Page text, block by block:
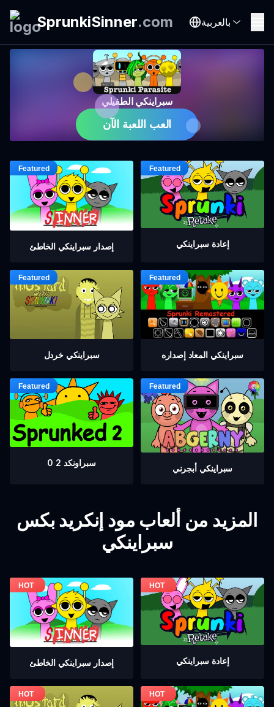
SprunkiSinner.com بالعربية
سبراينكي الطفيلي
العب اللعبة الآن
إصدار سبراينكي الخاطئ إعادة سبراينكي
سبراينكي خردل سبراينكي المعاد إصداره
سبراونكد 2 0
سبراينكي أبجرني
المزيد من ألعاب مود إنكريد بكس
سبراينكي
إصدار سبراينكي الخاطئ إعادة سبراينكي